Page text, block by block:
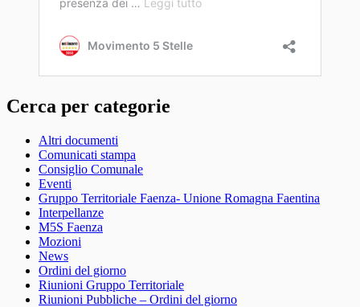
Cerca per categorie
Altri documenti
Comunicati stampa
Consiglio Comunale
Eventi
Gruppo Territoriale Faenza- Unione Romagna Faentina
Interpellanze
M5S Faenza
Mozioni
News
Ordini del giorno
Riunioni Gruppo Territoriale
Riunioni Pubbliche – Ordini del giorno